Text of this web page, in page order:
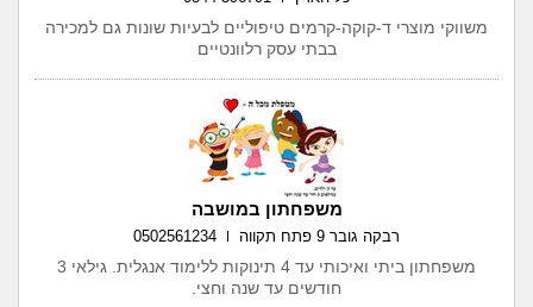
משווקי מוצרי ד-קוקה-קרמים טיפוליים לבעיות שונות גם למכירה
בבתי עסק רלוונטיים
משפחתון במושבה
רבקה גובר 9 פתח תקווה 0502561234
משפחתון ביתי ואיכותי עד 4 תינוקות ללימוד אנגלית. גילאי 3
חודשים עד שנה וחצי.